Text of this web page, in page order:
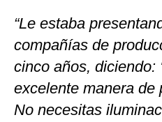
“Le estaba
compañías de
cinco años, diciendo:
excelente manera de
No necesitas